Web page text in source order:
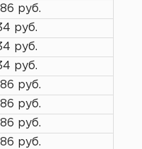
руб.
руб.
руб.
руб.
руб.
руб.
руб.
руб.